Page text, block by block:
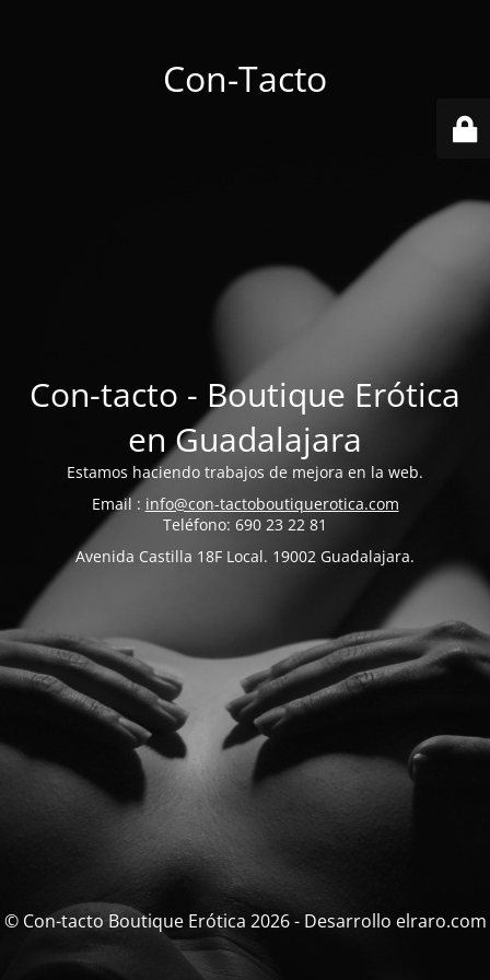
Con-Tacto
Con-tacto - Boutique Erótica
en Guadalajara
Estamos haciendo trabajos de mejora en la web.
Email : info@con-tactoboutiquerotica.com
Teléfono: 690 23 22 81
Avenida Castilla 18F Local. 19002 Guadalajara.
© Con-tacto Boutique Erótica 2026 - Desarrollo elraro.com